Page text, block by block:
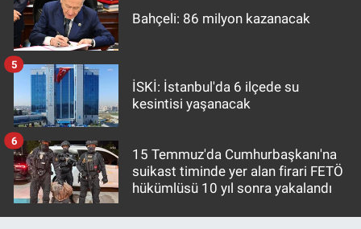
Bahçeli: 86 milyon kazanacak
İSKİ: İstanbul'da 6 ilçede su
kesintisi yaşanacak
5
15 Temmuz'da Cumhurbaşkanı'na
suikast timinde yer alan firari FETÖ
hükümlüsü 10 yıl sonra yakalandı
6